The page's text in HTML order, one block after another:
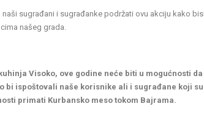
sugrađani i sugrađanke podržati ovu akciju kako
našeg grada.
Visoko, ove godine neće biti u mogućnosti
bi ispoštovali naše korisnike ali i sugrađane koji
primati Kurbansko meso tokom Bajrama.